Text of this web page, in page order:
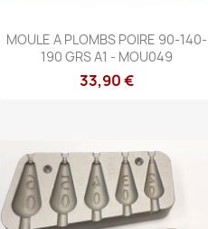
Aperçu rapide
MOULE A PLOMBS POIRE 90-140-
190 GRS A1 - MOU049
33,90 €